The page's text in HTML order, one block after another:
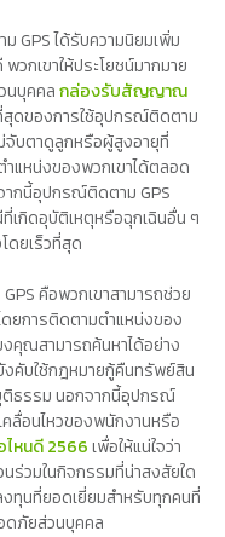
GPS ได้รับความนิยมเพิ่ม
วกเขาให้ประโยชน์มากมาย
นบุคคลกล่องรับสัญญาณ
ดของการใช้อุปกรณ์ติดตาม
ม่จับตาดูลูกหรือผู้สูงอายุที่
แหน่งของพวกเขาได้ตลอด
จากนี้อุปกรณ์ติดตาม GPS
เกิดอุบัติเหตุหรือฉุกเฉินอื่น ๆ
ดยเร็วที่สุด
คือพวกเขาสามารถช่วย
ยการติดตามตำแหน่งของ
คุณสามารถค้นหาได้อย่าง
งคับใช้กฎหมายกู้คืนทรัพย์สิน
ติธรรม นอกจากนี้อุปกรณ์
คลื่อนไหวของพนักงานหรือ
หนดี 2566เพื่อให้แน่ใจว่า
นร่วมในกิจกรรมที่น่าสงสัยใด
ทุนที่ยอดเยี่ยมสำหรับทุกคนที่
ดภัยส่วนบุคคล